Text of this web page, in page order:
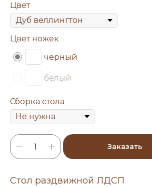
Цвет
Цвет ножек
черный
белый
Сборка стола
Заказать
Стол раздвижной ЛДСП